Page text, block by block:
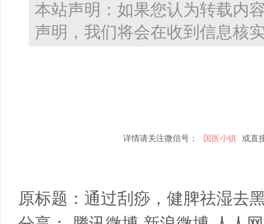
本站声明：如果您认为转载内
声明，我们将会在收到信息核
详情请关注微信号： 国医小镇 或直
原标题： 通过刮痧，健脾祛湿去